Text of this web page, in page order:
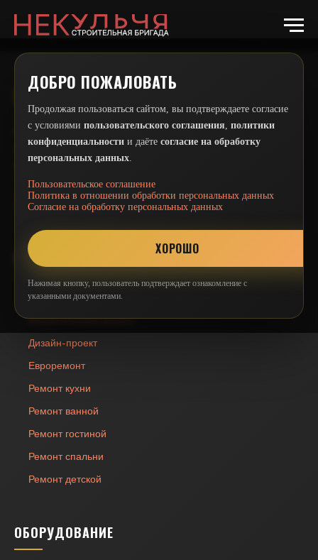
Html code will be here
ДОБРО ПОЖАЛОВАТЬ
Продолжая пользоваться сайтом, вы подтверждаете согласие
с условиями пользовательского соглашения, политики
конфиденциальности и даёте согласие на обработку
персональных данных.
Пользовательское соглашение
Политика в отношении обработки персональных данных
Согласие на обработку персональных данных
ХОРОШО
Нажимая кнопку, пользователь подтверждает ознакомление с
указанными документами.
НЕКУЛЬЧА
Профессиональный ремонт квартир в Москве. Более 15 лет
опыта, 300+ завершённых проектов. Гарантия качества и
соблюдение сроков.
УСЛУГИ
Капитальный ремонт
Косметический ремонт
Дизайн-проект
Евроремонт
Ремонт кухни
Ремонт ванной
Ремонт гостиной
Ремонт спальни
Ремонт детской
ОБОРУДОВАНИЕ